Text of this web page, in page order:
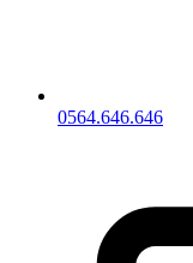
0564.646.646